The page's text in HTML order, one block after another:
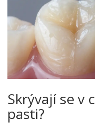
Skrývají se v
pasti?